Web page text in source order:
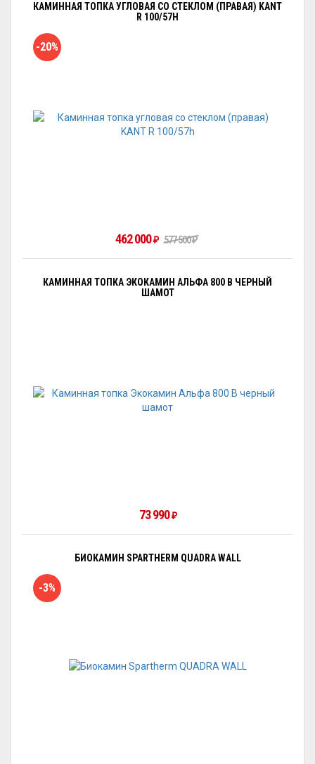
КАМИННАЯ ТОПКА УГЛОВАЯ СО СТЕКЛОМ (ПРАВАЯ) KANT
R 100/57H
-20%
462 000₽ 577 500₽
КАМИННАЯ ТОПКА ЭКОКАМИН АЛЬФА 800 B ЧЕРНЫЙ
ШАМОТ
73 990₽
БИОКАМИН SPARTHERM QUADRA WALL
-3%